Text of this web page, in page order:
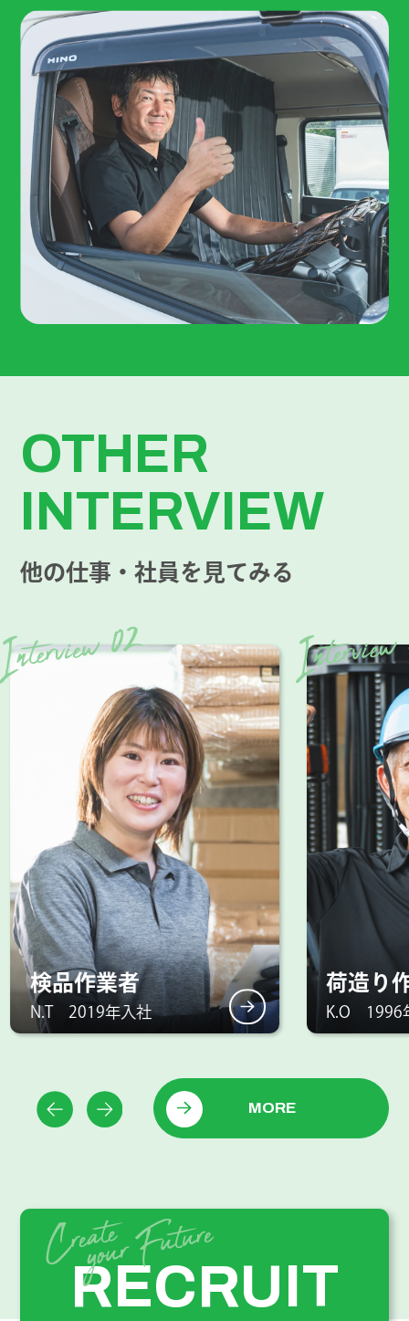
OTHER
INTERVIEW
他の仕事・社員を見てみる
検品作業者
N.T 2019年入社
荷造り作
K.O 1996
MORE
RECRUIT